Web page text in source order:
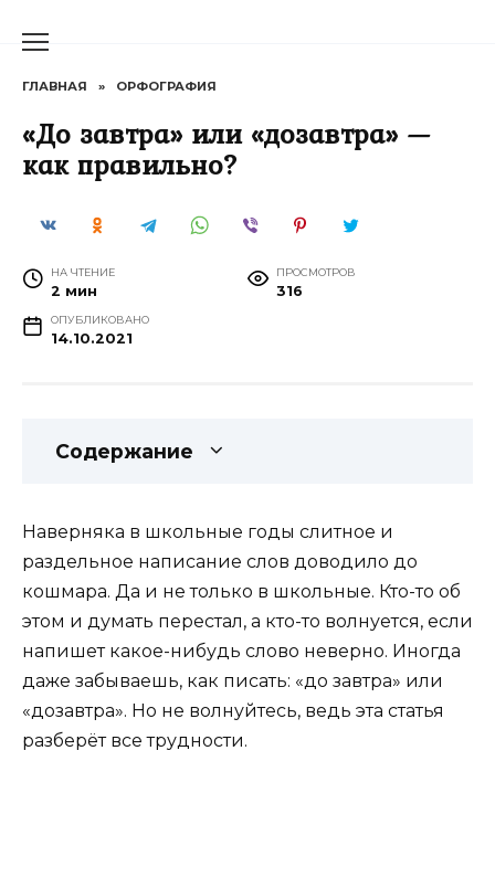
ГЛАВНАЯ » ОРФОГРАФИЯ
«До завтра» или «дозавтра» —
как правильно?
НА ЧТЕНИЕ
2 мин
ПРОСМОТРОВ
316
ОПУБЛИКОВАНО
14.10.2021
Содержание
Наверняка в школьные годы слитное и
раздельное написание слов доводило до
кошмара. Да и не только в школьные. Кто-то об
этом и думать перестал, а кто-то волнуется, если
напишет какое-нибудь слово неверно. Иногда
даже забываешь, как писать: «до завтра» или
«дозавтра». Но не волнуйтесь, ведь эта статья
разберёт все трудности.